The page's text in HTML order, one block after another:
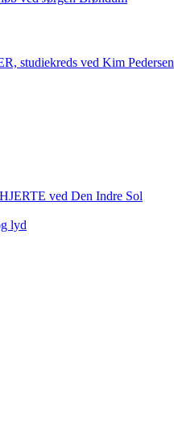
ved Kim Pedersen
ved Den Indre Sol
lyd